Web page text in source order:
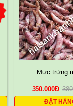
Mực trứng
350.000Đ
ĐẶT